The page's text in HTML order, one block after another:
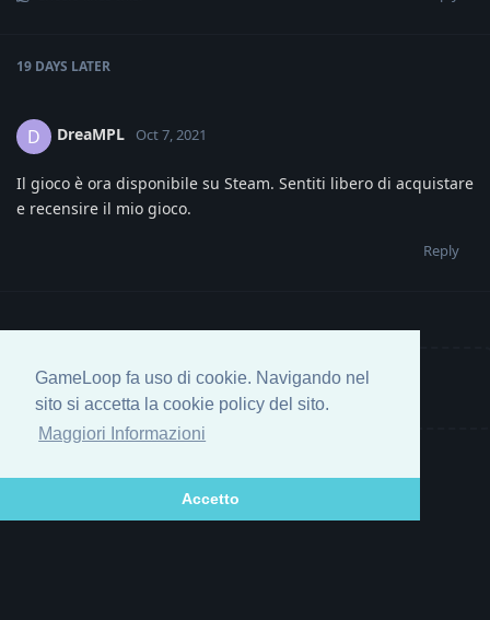
GameLoop fa uso di cookie. Navigando nel
sito si accetta la cookie policy del sito.
Maggiori Informazioni
Accetto
19 DAYS LATER
D DreaMPL Oct 7, 2021
Il gioco è ora disponibile su Steam. Sentiti libero di acquistare
e recensire il mio gioco.
Reply
Write a Reply...